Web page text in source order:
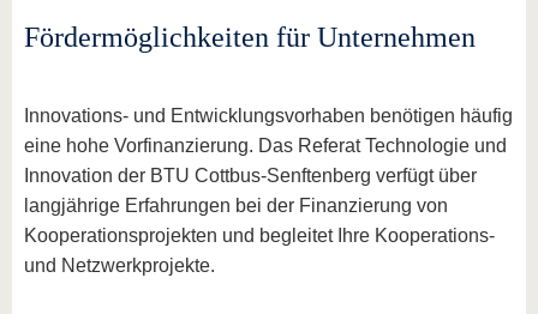
Fördermöglichkeiten für Unternehmen
Innovations- und Entwicklungsvorhaben benötigen häufig
eine hohe Vorfinanzierung. Das Referat Technologie und
Innovation der BTU Cottbus-Senftenberg verfügt über
langjährige Erfahrungen bei der Finanzierung von
Kooperationsprojekten und begleitet Ihre Kooperations-
und Netzwerkprojekte.